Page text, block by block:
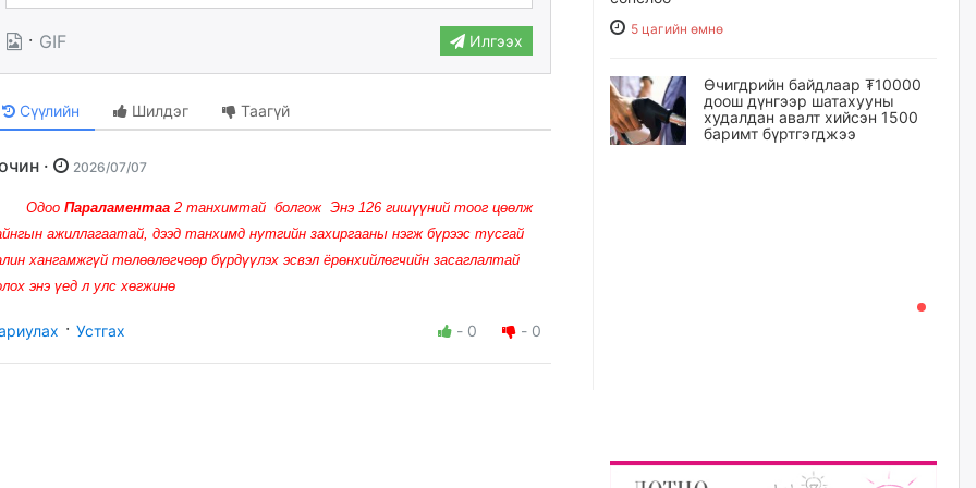
· GIF Илгээх
Сүүлийн Шилдэг Таагүй
Зочин · 2026/07/07
Параламентаа 2 танхимтай болгож Энэ 126 гишүүний тоог цөөлж
ажиллагаатай, дээд танхимд нутгийн захиргааны нэгж бүрээс тусгай
хангамжгүй төлөөлөгчөөр бүрдүүлэх эсвэл ёрөнхийлөгчийн засаглалтай
энэ үед л улс хөгжинө
· Устгах - 0 - 0
5 цагийн өмнө
Өчигдрийн байдлаар ₮10000
доош дүнгээр шатахууны
худалдан авалт хийсэн 1500
баримт бүртгэгджээ